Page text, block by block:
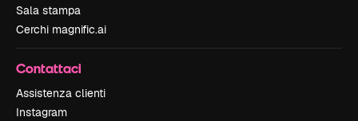
Sala stampa
Cerchi magnific.ai
Contattaci
Assistenza clienti
Instagram